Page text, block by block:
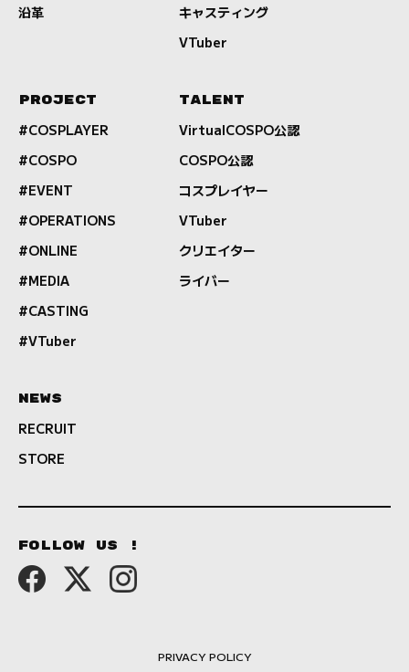
沿革
キャスティング
VTuber
PROJECT
#COSPLAYER
#COSPO
#EVENT
#OPERATIONS
#ONLINE
#MEDIA
#CASTING
#VTuber
TALENT
VirtualCOSPO公認
COSPO公認
コスプレイヤー
VTuber
クリエイター
ライバー
NEWS
RECRUIT
STORE
FOLLOW US !
PRIVACY POLICY